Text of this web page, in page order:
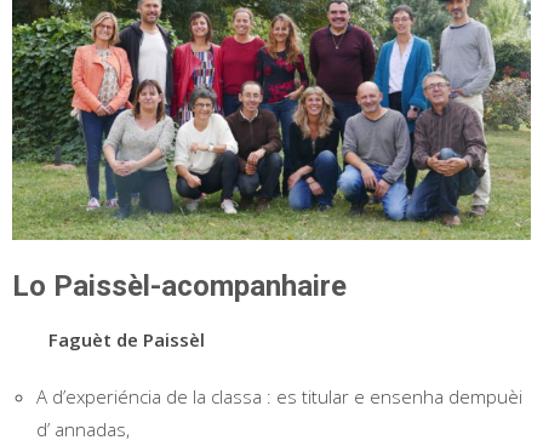
Lo Paissèl-acompanhaire
Faguèt de Paissèl
A d’experiéncia de la classa : es titular e ensenha dempuèi
d’ annadas,